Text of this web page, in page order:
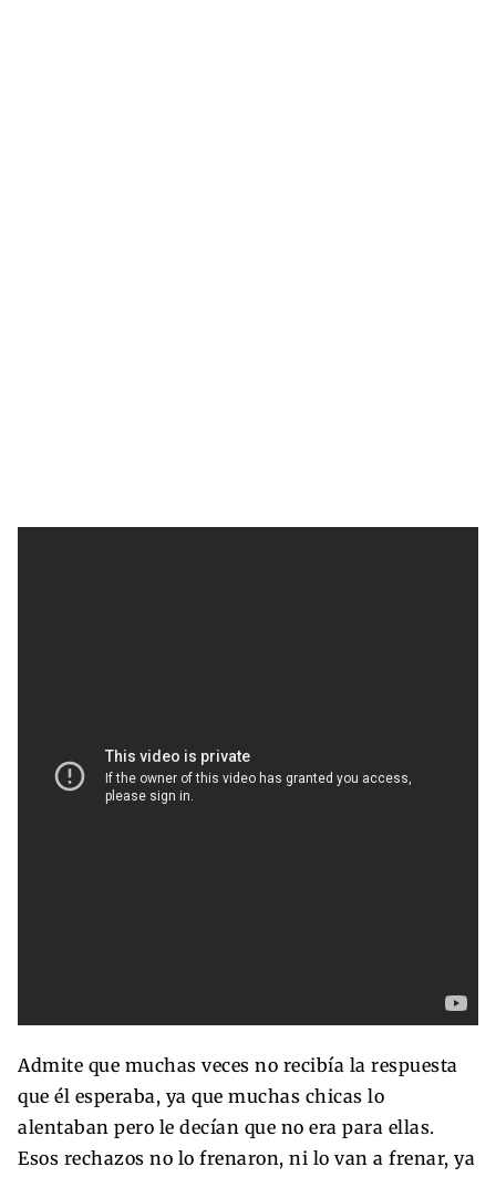
Admite que muchas veces no recibía la respuesta
que él esperaba, ya que muchas chicas lo
alentaban pero le decían que no era para ellas.
Esos rechazos no lo frenaron, ni lo van a frenar, ya